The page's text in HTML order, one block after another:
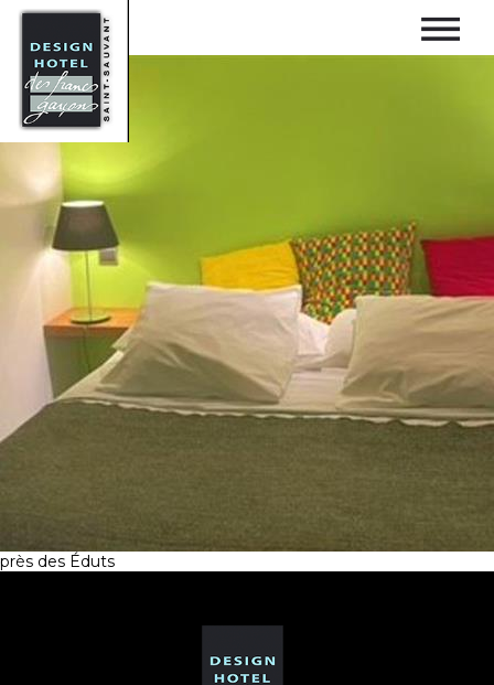
près des Éduts